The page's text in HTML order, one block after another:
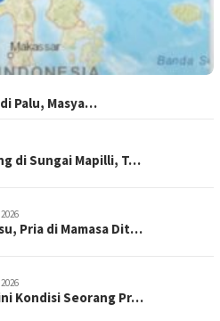
Palu, Masya…
di Sungai Mapilli, T…
Pria di Mamasa Dit…
Kondisi Seorang Pr…